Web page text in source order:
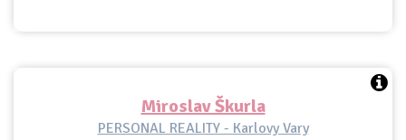
Miroslav Škurla
PERSONAL REALITY - Karlovy Vary